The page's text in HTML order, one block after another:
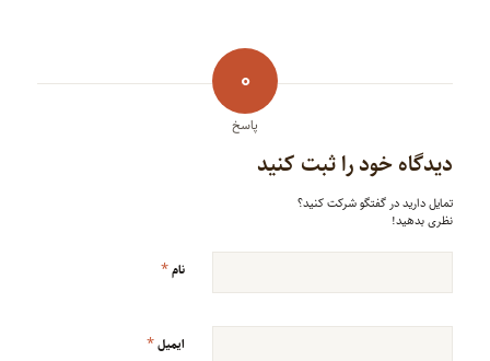
0
پاسخ
دیدگاه خود را ثبت کنید
تمایل دارید در گفتگو شرکت کنید؟
نظری بدهید!
نام*
ایمیل*